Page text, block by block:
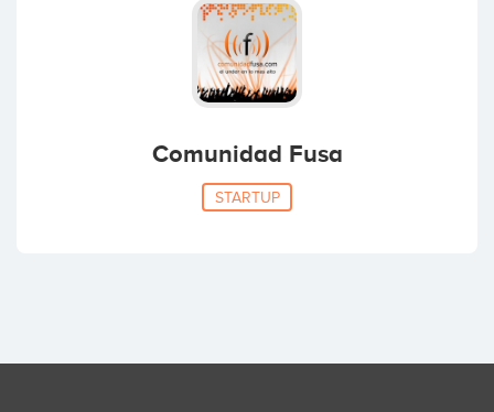
Comunidad Fusa
STARTUP